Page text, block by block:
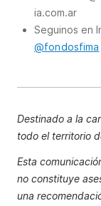
ia.com.ar
Seguinos en
@fondosfima
Destinado a la
todo el territorio
Esta
no constituye
una